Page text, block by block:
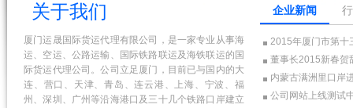
关于我们
厦门运晟国际货运代理有限公司，是一家专业从事海
运、空运、公路运输、国际铁路联运及海铁联运的国
际货运代理公司。公司立足厦门，目前已与国内的大
连、营口、天津、青岛、连云港、上海、宁波、福
州、深圳、广州等沿海港口及三十几个铁路口岸建立
企业新闻
2015年厦门市第十
董事长2015新春贺
内蒙古满洲里口岸
公司网站上线测试